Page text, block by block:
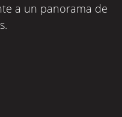
a un panorama de